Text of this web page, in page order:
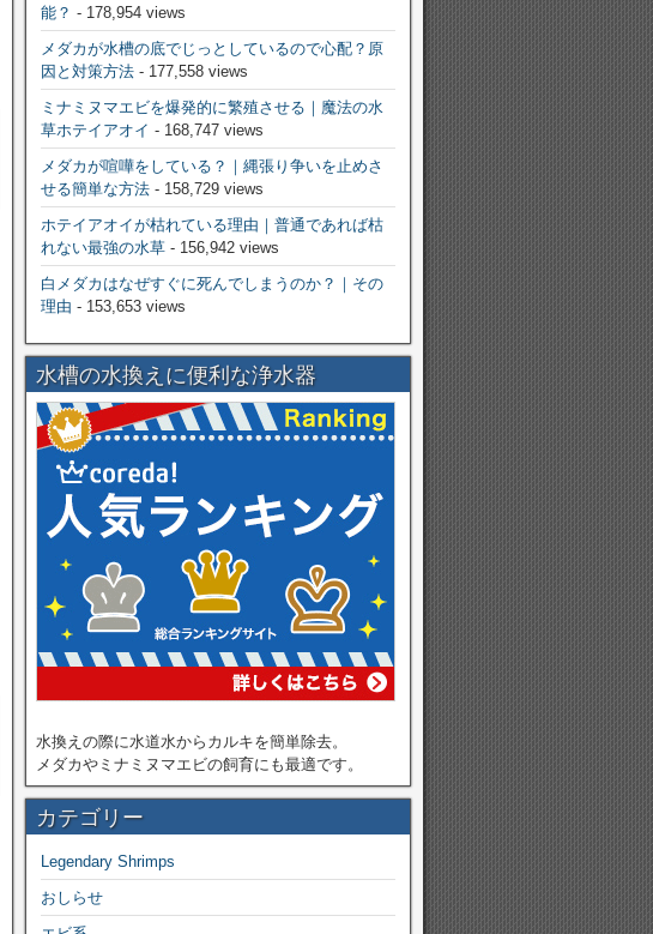
能？ - 178,954 views
メダカが水槽の底でじっとしているので心配？原
因と対策方法- 177,558 views
ミナミヌマエビを爆発的に繁殖させる｜魔法の水
草ホテイアオイ - 168,747 views
メダカが喧嘩をしている？｜縄張り争いを止めさ
せる簡単な方法- 158,729 views
ホテイアオイが枯れている理由｜普通であれば枯
れない最強の水草- 156,942 views
白メダカはなぜすぐに死んでしまうのか？｜その
理由 - 153,653 views
水槽の水換えに便利な浄水器
水換えの際に水道水からカルキを簡単除去。
メダカやミナミヌマエビの飼育にも最適です。
カテゴリー
Legendary Shrimps
おしらせ